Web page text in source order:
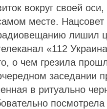
вокруг своей
месте.
лишил
«112
о чем грезила
заседании
в ритуально